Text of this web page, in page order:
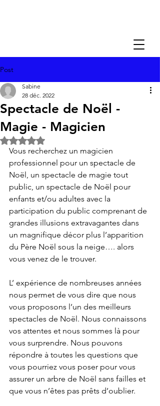
Post
Spectacle de Noël -
Magie - Magicien
Sabine
28 déc. 2022
Noté NaN étoiles sur 5.
Vous recherchez un magicien
professionnel pour un spectacle de
Noël, un spectacle de magie tout
public, un spectacle de Noël pour
enfants et/ou adultes avec la
participation du public comprenant de
grandes illusions extravagantes dans
un magnifique décor plus l’apparition
du Père Noël sous la neige…. alors
vous venez de le trouver.
L’ expérience de nombreuses années
nous permet de vous dire que nous
vous proposons l’un des meilleurs
spectacles de Noël. Nous connaissons
vos attentes et nous sommes là pour
vous surprendre. Nous pouvons
répondre à toutes les questions que
vous pourriez vous poser pour vous
assurer un arbre de Noël sans failles et
que vous n’êtes pas prêts d’oublier.